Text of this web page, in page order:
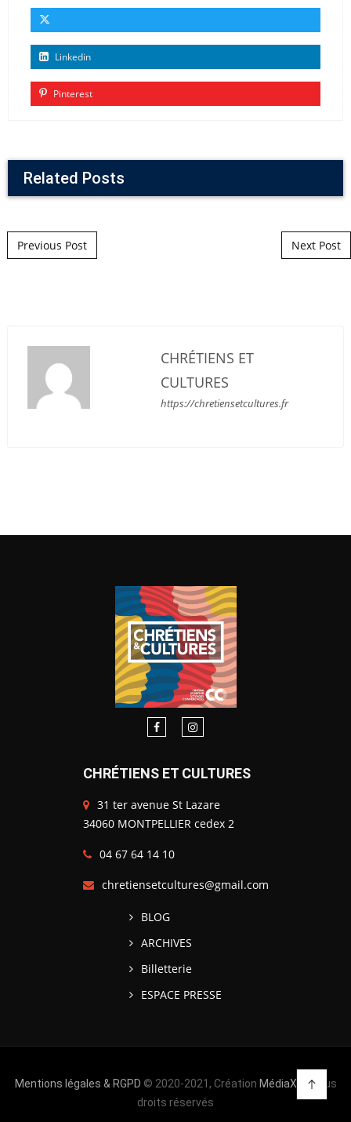
Linkedin
Pinterest
Related Posts
Post navigation
Previous Post Next Post
CHRÉTIENS ET
CULTURES
https://chretiensetcultures.fr
CHRÉTIENS ET CULTURES
31 ter avenue St Lazare
34060 MONTPELLIER cedex 2
04 67 64 14 10
chretiensetcultures@gmail.com
BLOG
ARCHIVES
Billetterie
ESPACE PRESSE
Mentions légales & RGPD © 2020-2021, Création MédiaXV
| Tous
droits réservés